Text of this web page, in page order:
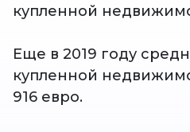
купленной
Еще в 2019 году
купленной
916 евро.